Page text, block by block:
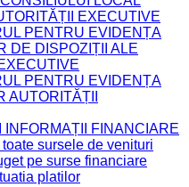
EXECUTIVE
PENTRU EVIDENȚA
DE DISPOZIȚII ALE
PENTRU EVIDENȚA
AUTORITĂȚII
FINANCIARE
sursele de venituri
pe surse financiare
platilor